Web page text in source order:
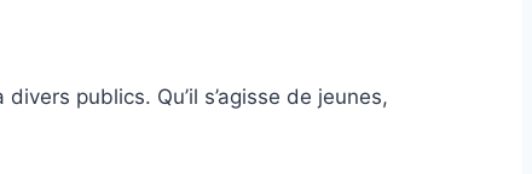
publics. Qu’il s’agisse de jeunes,